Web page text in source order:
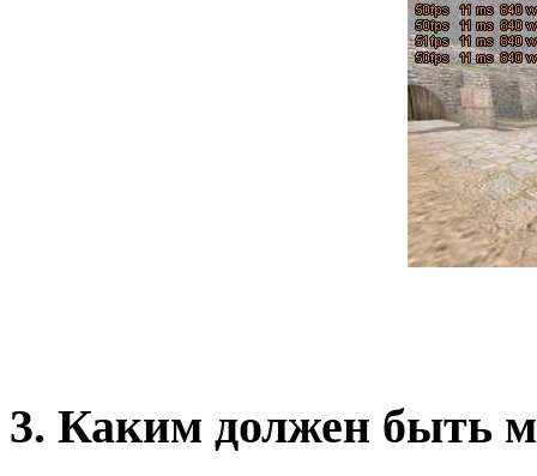
3. Каким должен быть